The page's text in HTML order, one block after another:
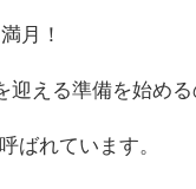
月！
える準備を始め
ばれています。